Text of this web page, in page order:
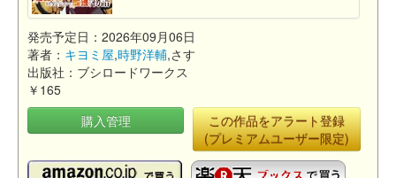
発売予定日：2026年09月06日
著者： キヨミ屋,時野洋輔,さす
出版社：ブシロードワークス
￥165
購入管理
この作品をアラート登録
(プレミアムユーザー限定)